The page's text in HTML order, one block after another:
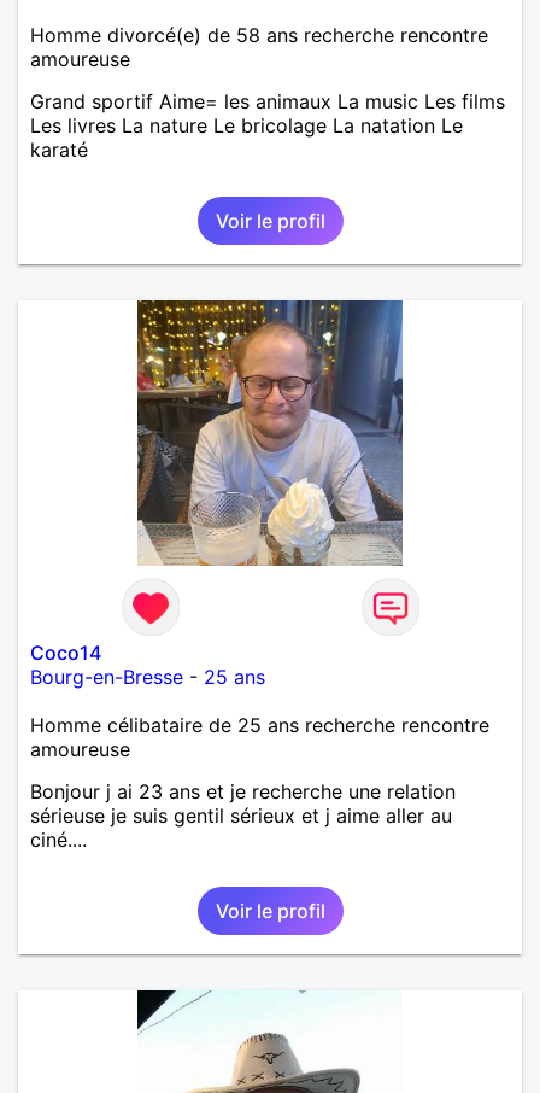
Homme divorcé(e) de 58 ans recherche rencontre
amoureuse
Grand sportif Aime= les animaux La music Les films
Les livres La nature Le bricolage La natation Le
karaté
Voir le profil
Coco14
Bourg-en-Bresse - 25 ans
Homme célibataire de 25 ans recherche rencontre
amoureuse
Bonjour j ai 23 ans et je recherche une relation
sérieuse je suis gentil sérieux et j aime aller au
ciné....
Voir le profil